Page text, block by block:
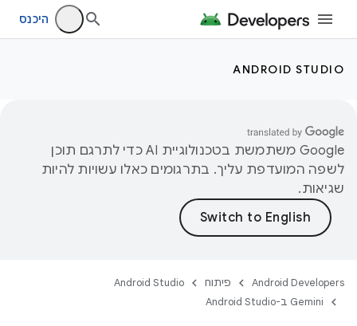
היכנס
ANDROID STUDIO
‫Google משתמשת בטכנולוגיית AI כדי לתרגם תוכן
לשפה המועדפת עליך. בתרגומים כאלו עשויות להיות
שגיאות.
Android Developers פיתוח
Android Studio
‫Gemini ב-Android Studio